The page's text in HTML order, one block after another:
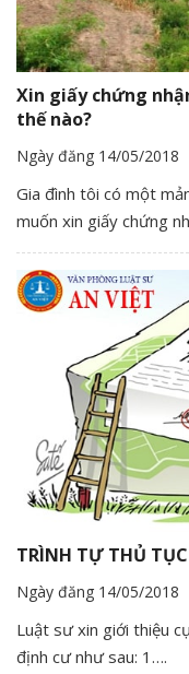
Xin giấy chứng
thế nào?
Ngày đăng 14/05/2018
Gia đình tôi có một
muốn xin giấy chứng
TRÌNH TỰ THỦ
Ngày đăng 14/05/2018
Luật sư xin giới thiệu
định cư như sau: 1….